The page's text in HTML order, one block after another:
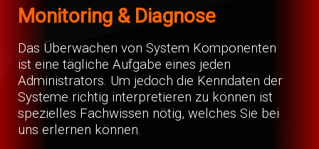
Monitoring & Diagnose
Das Überwachen von System Komponenten
ist eine tägliche Aufgabe eines jeden
Administrators. Um jedoch die Kenndaten der
Systeme richtig interpretieren zu können ist
spezielles Fachwissen nötig, welches Sie bei
uns erlernen können.